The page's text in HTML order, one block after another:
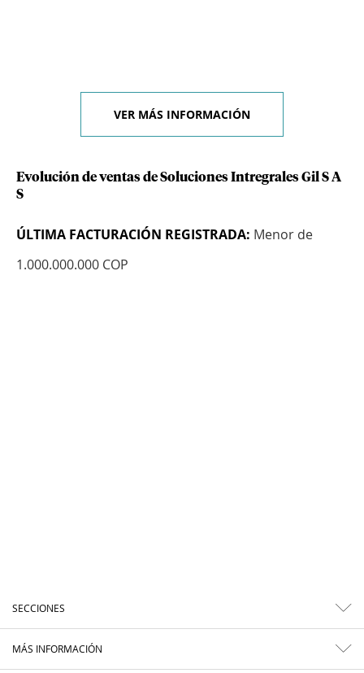
VER MÁS INFORMACIÓN
Evolución de ventas de Soluciones Intregrales Gil S A
S
ÚLTIMA FACTURACIÓN REGISTRADA: Menor de
1.000.000.000 COP
SECCIONES
MÁS INFORMACIÓN